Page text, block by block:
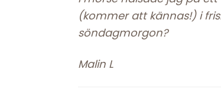
(kommer att kännas!) i
söndagmorgon?
Malin L